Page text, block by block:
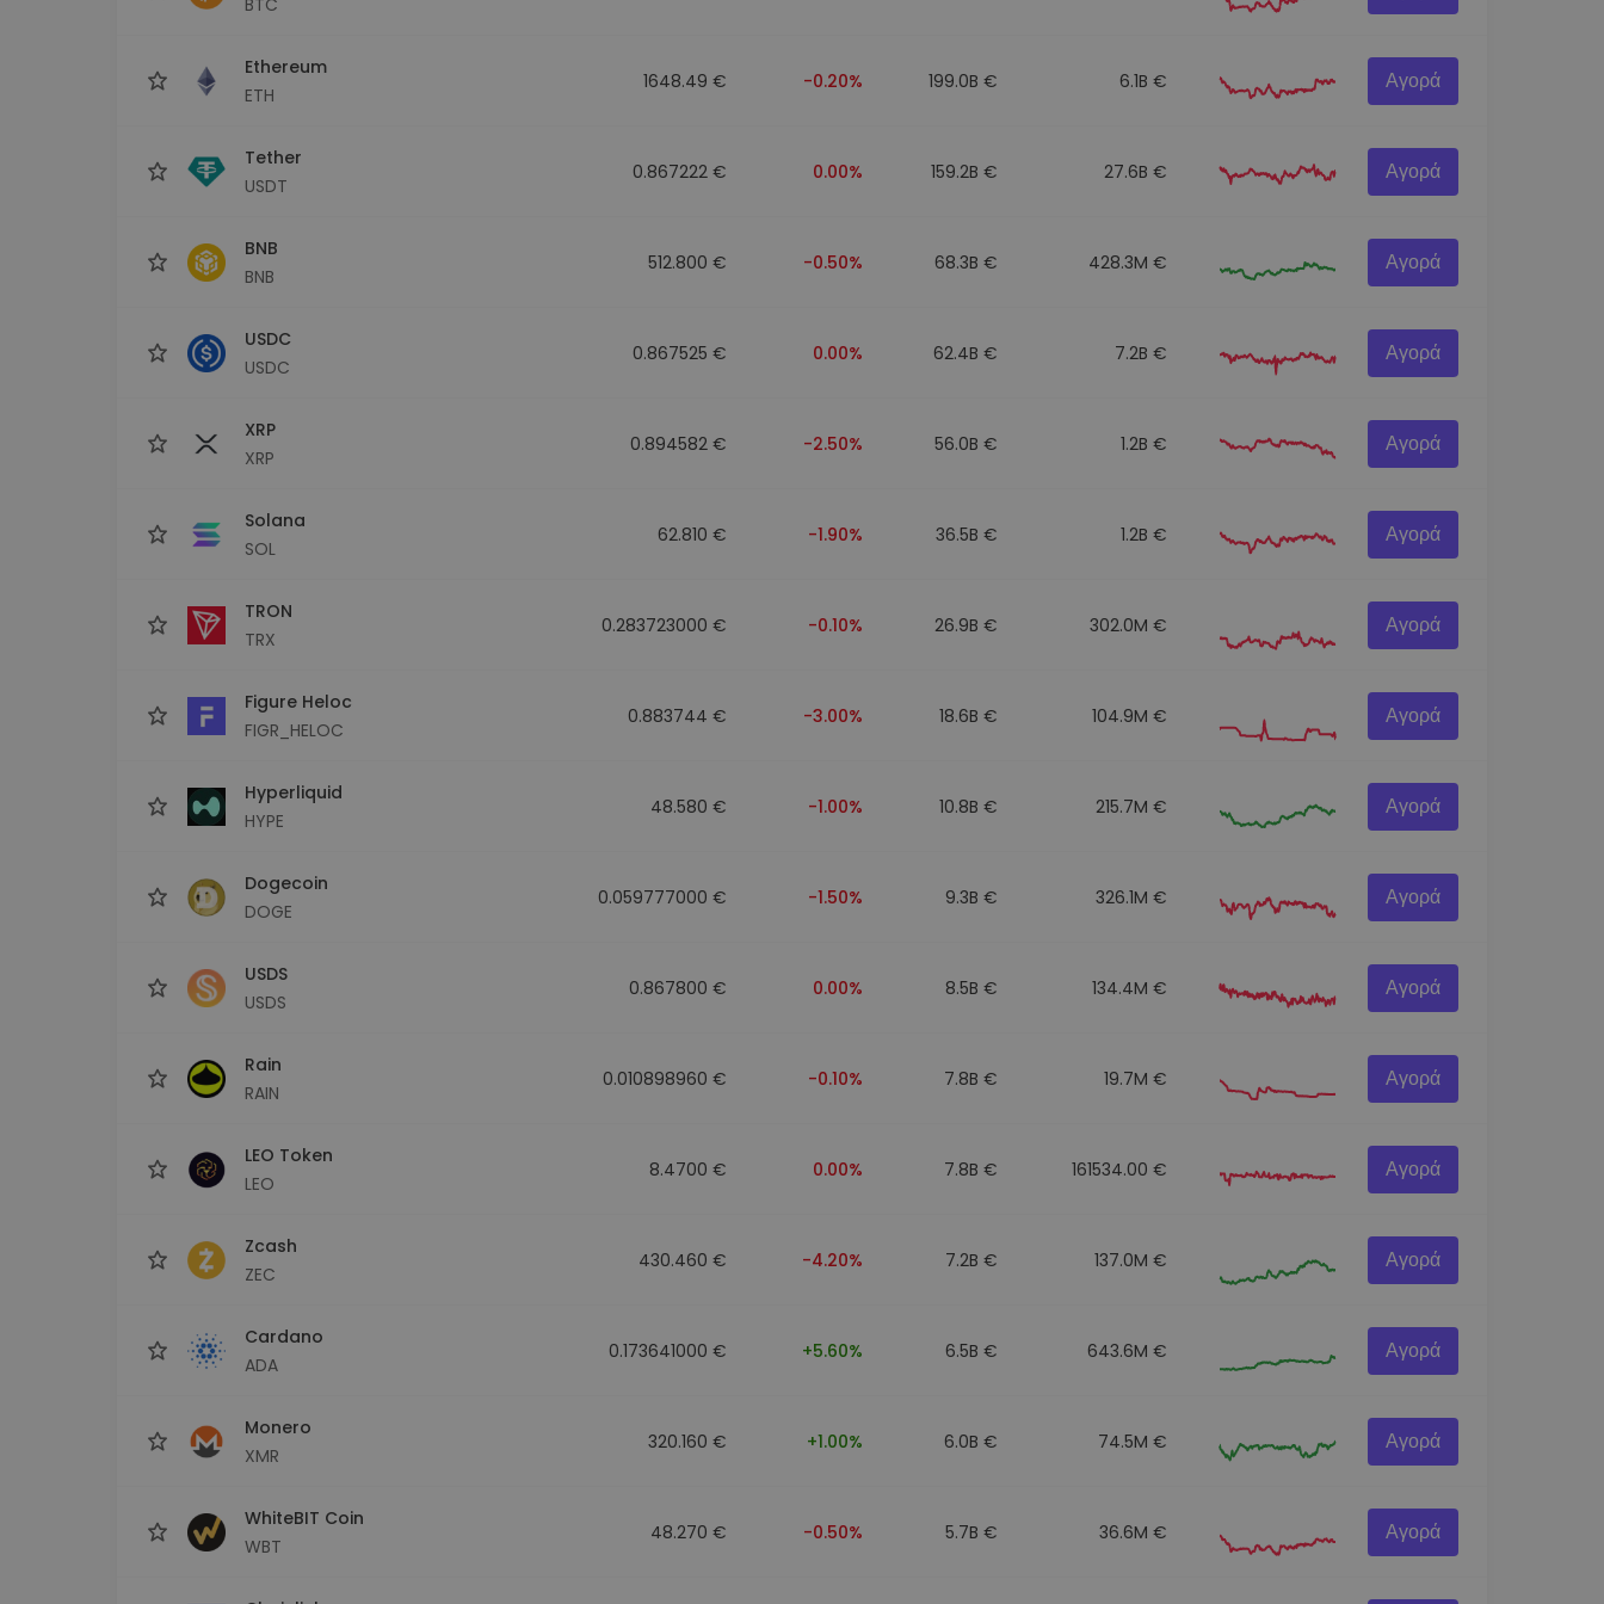
Ethereum
ETH
1648.49 € -0.20% 199.0B € 6.1B € Αγορά
Tether
USDT
0.867222 € 0.00% 159.2B € 27.6B € Αγορά
BNB
BNB
512.800 € -0.50% 68.3B € 428.3M € Αγορά
USDC
USDC
0.867525 € 0.00% 62.4B € 7.2B € Αγορά
XRP
XRP
0.894582 € -2.50% 56.0B € 1.2B € Αγορά
Solana
SOL
62.810 € -1.90% 36.5B € 1.2B € Αγορά
TRON
TRX
0.283723000 € -0.10% 26.9B € 302.0M € Αγορά
Figure Heloc
FIGR_HELOC
0.883744 € -3.00% 18.6B € 104.9M € Αγορά
Hyperliquid
HYPE
48.580 € -1.00% 10.8B € 215.7M € Αγορά
Dogecoin
DOGE
0.059777000 € -1.50% 9.3B € 326.1M € Αγορά
USDS
USDS
0.867800 € 0.00% 8.5B € 134.4M € Αγορά
Rain
RAIN
0.010898960 € -0.10% 7.8B € 19.7M € Αγορά
LEO Token
LEO
8.4700 € 0.00% 7.8B € 161534.00 € Αγορά
Zcash
ZEC
430.460 € -4.20% 7.2B € 137.0M € Αγορά
Cardano
ADA
0.173641000 € +5.60% 6.5B € 643.6M € Αγορά
Monero
XMR
320.160 € +1.00% 6.0B € 74.5M € Αγορά
WhiteBIT Coin
WBT
48.270 € -0.50% 5.7B € 36.6M € Αγορά